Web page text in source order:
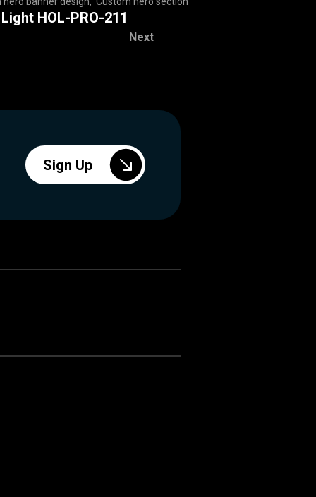
,,,,,,,,,,,,,,,,,,,,,, ,,,,,,,,,,,,,,,,,,,,,,,
,,,,,,,,,,,,,,,,,,,,,, ,,,,,,,,,,,,,,,,,,,,,,,
HOL-PRO-211
Next
Sign Up